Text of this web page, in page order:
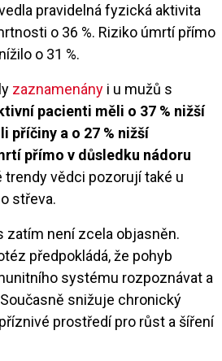
pravidelná fyzická aktivita
o 36 %. Riziko úmrtí přímo
o 31 %.
zaznamenány i u mužů s
pacienti měli o 37 % nižší
příčiny a o 27 % nižší
přímo v důsledku nádoru
trendy vědci pozorují také u
střeva.
zatím není zcela objasněn.
předpokládá, že pohyb
systému rozpoznávat a
snižuje chronický
prostředí pro růst a šíření